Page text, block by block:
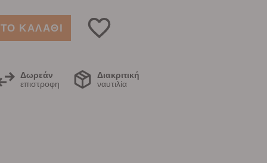
ΚΑΛΑΘΙ
Δωρεάν
επιστροφη
Διακριτική
ναυτιλία